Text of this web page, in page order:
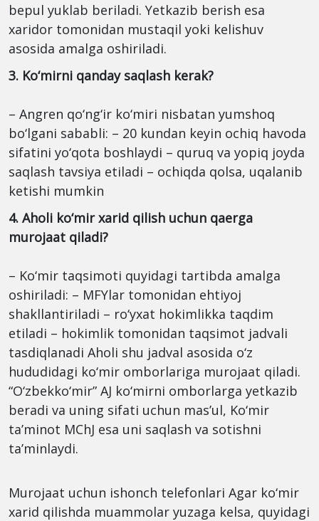
bepul yuklab beriladi. Yetkazib berish esa
xaridor tomonidan mustaqil yoki kelishuv
asosida amalga oshiriladi.
3. Ko‘mirni qanday saqlash kerak?
– Angren qo‘ng‘ir ko‘miri nisbatan yumshoq
bo‘lgani sababli: – 20 kundan keyin ochiq havoda
sifatini yo‘qota boshlaydi – quruq va yopiq joyda
saqlash tavsiya etiladi – ochiqda qolsa, uqalanib
ketishi mumkin
4. Aholi ko‘mir xarid qilish uchun qaerga
murojaat qiladi?
– Ko‘mir taqsimoti quyidagi tartibda amalga
oshiriladi: – MFYlar tomonidan ehtiyoj
shakllantiriladi – ro‘yxat hokimlikka taqdim
etiladi – hokimlik tomonidan taqsimot jadvali
tasdiqlanadi Aholi shu jadval asosida o‘z
hududidagi ko‘mir omborlariga murojaat qiladi.
“O‘zbekko‘mir” AJ ko‘mirni omborlarga yetkazib
beradi va uning sifati uchun mas’ul, Ko‘mir
ta’minot MChJ esa uni saqlash va sotishni
ta’minlaydi.
Murojaat uchun ishonch telefonlari Agar ko‘mir
xarid qilishda muammolar yuzaga kelsa, quyidagi